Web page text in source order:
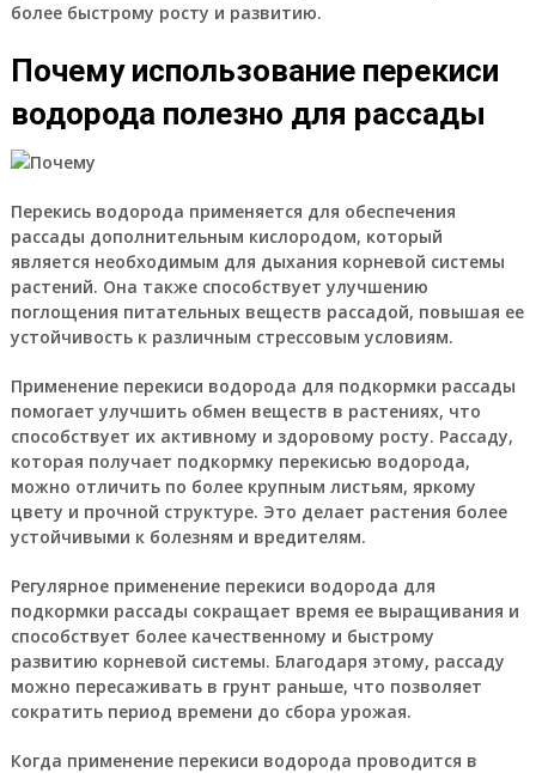
более быстрому росту и развитию.
Почему использование перекиси
водорода полезно для рассады
Перекись водорода применяется для обеспечения
рассады дополнительным кислородом, который
является необходимым для дыхания корневой системы
растений. Она также способствует улучшению
поглощения питательных веществ рассадой, повышая ее
устойчивость к различным стрессовым условиям.
Применение перекиси водорода для подкормки рассады
помогает улучшить обмен веществ в растениях, что
способствует их активному и здоровому росту. Рассаду,
которая получает подкормку перекисью водорода,
можно отличить по более крупным листьям, яркому
цвету и прочной структуре. Это делает растения более
устойчивыми к болезням и вредителям.
Регулярное применение перекиси водорода для
подкормки рассады сокращает время ее выращивания и
способствует более качественному и быстрому
развитию корневой системы. Благодаря этому, рассаду
можно пересаживать в грунт раньше, что позволяет
сократить период времени до сбора урожая.
Когда применение перекиси водорода проводится в